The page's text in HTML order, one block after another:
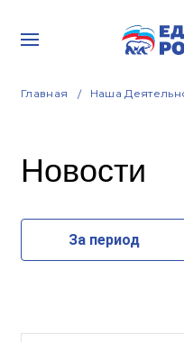
Главная Наша
Новости
За период